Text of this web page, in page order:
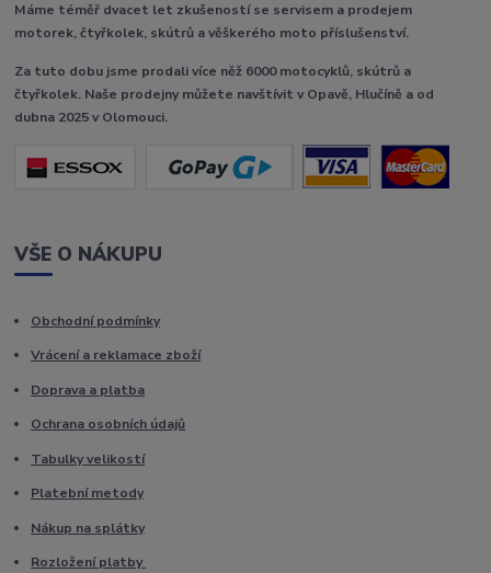
Máme téměř dvacet let zkušeností se servisem a prodejem
motorek, čtyřkolek, skútrů a věškerého moto příslušenství.
Za tuto dobu jsme prodali více něž 6000 motocyklů, skútrů a
čtyřkolek. Naše prodejny můžete navštívit v Opavě, Hlučíně a od
dubna 2025 v Olomouci.
VŠE O NÁKUPU
Obchodní podmínky
Vrácení a reklamace zboží
Doprava a platba
Ochrana osobních údajů
Tabulky velikostí
Platební metody
Nákup na splátky
Rozložení platby